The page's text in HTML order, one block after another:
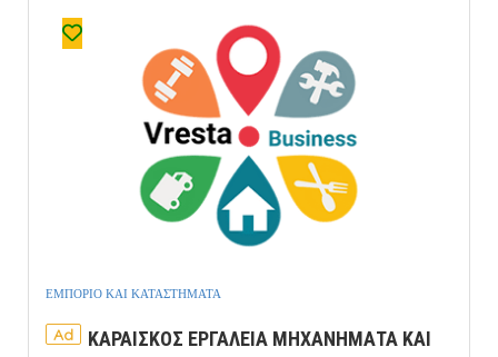
ΕΜΠΟΡΙΟ ΚΑΙ ΚΑΤΑΣΤΗΜΑΤΑ
Ad
ΚΑΡΑΙΣΚΟΣ ΕΡΓΑΛΕΙΑ ΜΗΧΑΝΗΜΑΤΑ ΚΑΙ